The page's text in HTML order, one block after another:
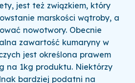
jest też związkiem, który
marskości wątroby, a
nowotwory. Obecnie
zawartość kumaryny w
jest określona prawem
na 1kg produktu. Niektórzy
bardziej podatni na